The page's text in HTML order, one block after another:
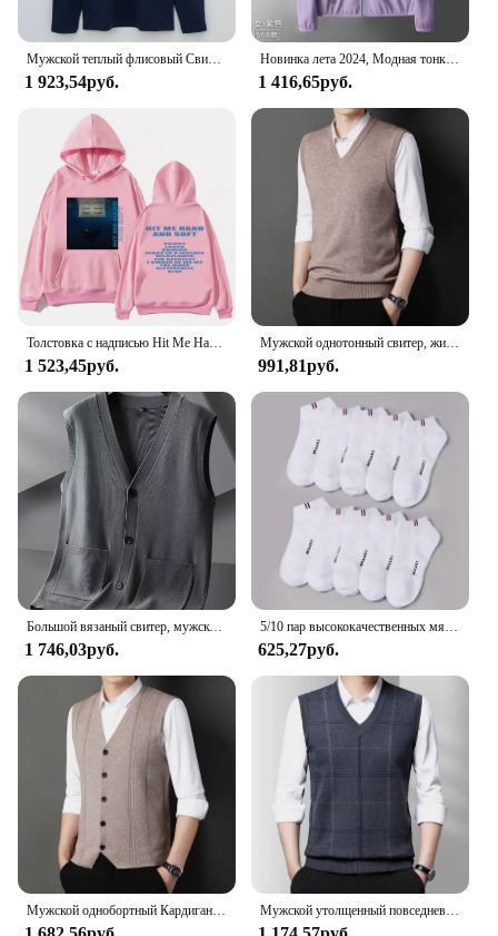
1 923,54руб.
Новинка лета 2024, Модная тонкая Солнцезащитная одежда, мужская уличная дышащая Солнцезащитная одежда, мужская кожаная ветровка
1 416,65руб.
1 523,45руб.
Мужской однотонный свитер, жилет, повседневный модный теплый топ
991,81руб.
Большой вязаный свитер, мужской новый кардиган, осенне-зимний большой свободный толстый свитер.
1 746,03руб.
5/10 пар высококачественных мягких и удобных мужских спортивных носков, летние впитывающие пот дышащие и повседневные носки
625,27руб.
Мужской утолщенный повседневный свитер, майка, осенне-зимний теплый мужской жилет